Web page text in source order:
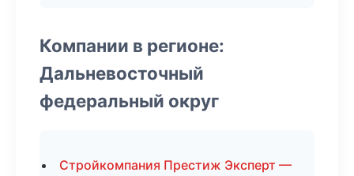
Компании в регионе:
Дальневосточный
федеральный округ
Стройкомпания Престиж Эксперт —